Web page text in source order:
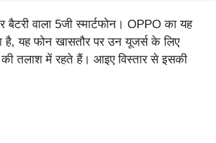
वाला 5जी स्मार्टफोन। OPPO का यह
है, यह फोन खासतौर पर उन यूजर्स के लिए
की तलाश में रहते हैं। आइए विस्तार से इसकी